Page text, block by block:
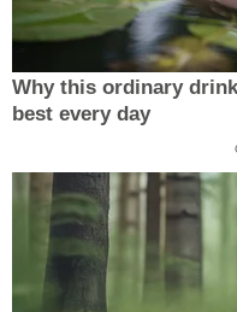
Why this ordinary
best every day